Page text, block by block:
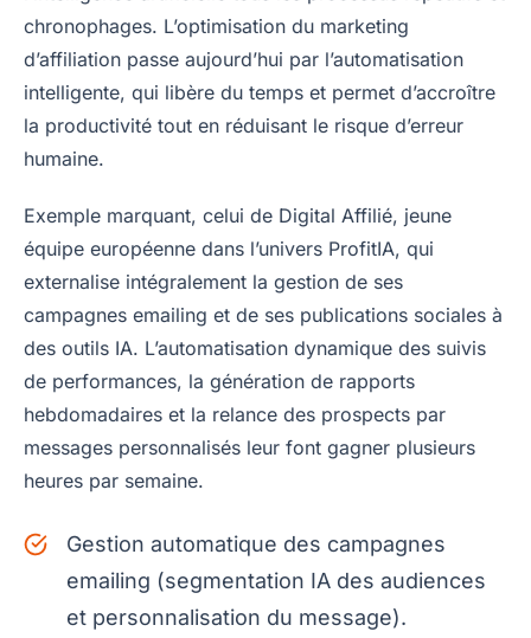
chronophages. L’optimisation du marketing
d’affiliation passe aujourd’hui par l’automatisation
intelligente, qui libère du temps et permet d’accroître
la productivité tout en réduisant le risque d’erreur
humaine.
Exemple marquant, celui de Digital Affilié, jeune
équipe européenne dans l’univers ProfitIA, qui
externalise intégralement la gestion de ses
campagnes emailing et de ses publications sociales à
des outils IA. L’automatisation dynamique des suivis
de performances, la génération de rapports
hebdomadaires et la relance des prospects par
messages personnalisés leur font gagner plusieurs
heures par semaine.
Gestion automatique des campagnes
emailing (segmentation IA des audiences
et personnalisation du message).